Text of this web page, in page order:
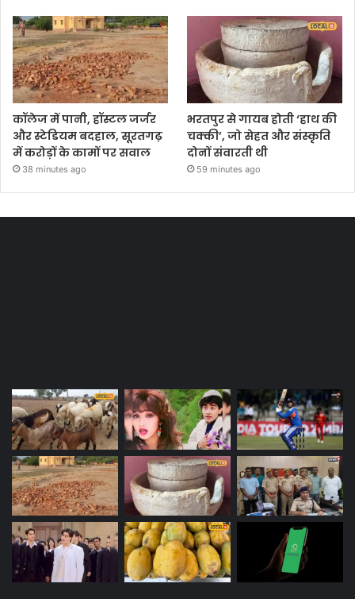
कॉलेज में पानी, हॉस्टल जर्जर
और स्टेडियम बदहाल, सूरतगढ़
में करोड़ों के कामों पर सवाल
38 minutes ago
भरतपुर से गायब होती ‘हाथ की
चक्की’, जो सेहत और संस्कृति
दोनों संवारती थी
59 minutes ago